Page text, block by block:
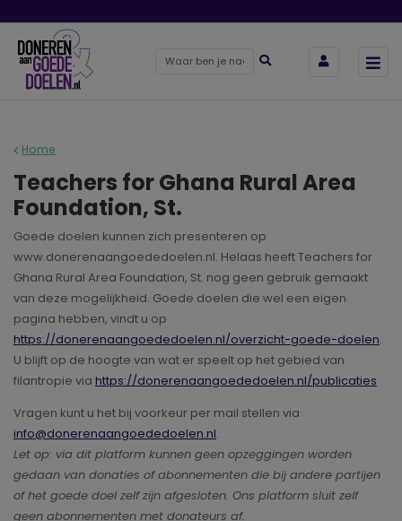
Home
Teachers for Ghana Rural Area
Foundation, St.
Goede doelen kunnen zich presenteren op
www.donerenaangoededoelen.nl. Helaas heeft Teachers for
Ghana Rural Area Foundation, St. nog geen gebruik gemaakt
van deze mogelijkheid. Goede doelen die wel een eigen
pagina hebben, vindt u op
https://donerenaangoededoelen.nl/overzicht-goede-doelen.
U blijft op de hoogte van wat er speelt op het gebied van
filantropie via https://donerenaangoededoelen.nl/publicaties
Vragen kunt u het bij voorkeur per mail stellen via
info@donerenaangoededoelen.nl.
Let op: via dit platform kunnen geen opzeggingen worden
gedaan van donaties of abonnementen die bij andere partijen
of het goede doel zelf zijn afgesloten. Ons platform sluit zelf
geen abonnementen met donateurs af.